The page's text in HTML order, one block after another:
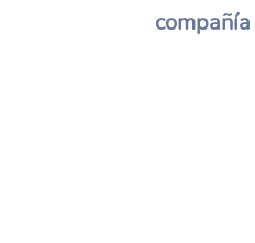
compañía